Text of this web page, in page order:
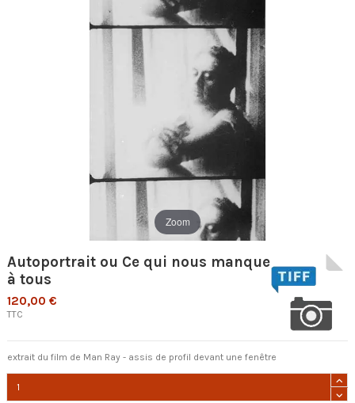
Zoom
Autoportrait ou Ce qui nous manque
à tous
120,00 €
TTC
extrait du film de Man Ray - assis de profil devant une fenêtre